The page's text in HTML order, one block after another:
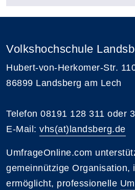
Volkshochschule
Hubert-von-Herkomer-Str.
86899 Landsberg am Lech
Telefon 08191 128 311 oder
E-Mail: vhs(at)landsberg.de
UmfrageOnline.com
gemeinnützige Organisation,
ermöglicht, professionelle